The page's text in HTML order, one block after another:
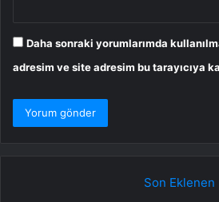
Daha sonraki yorumlarımda
adresim ve site adresim bu tarayıcıya
Son Eklenen